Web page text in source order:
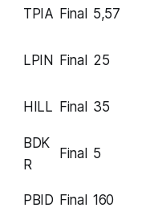
TPIA Final 5,57
LPIN Final 25
HILL Final 35
BDK
R
Final 5
PBID Final 160